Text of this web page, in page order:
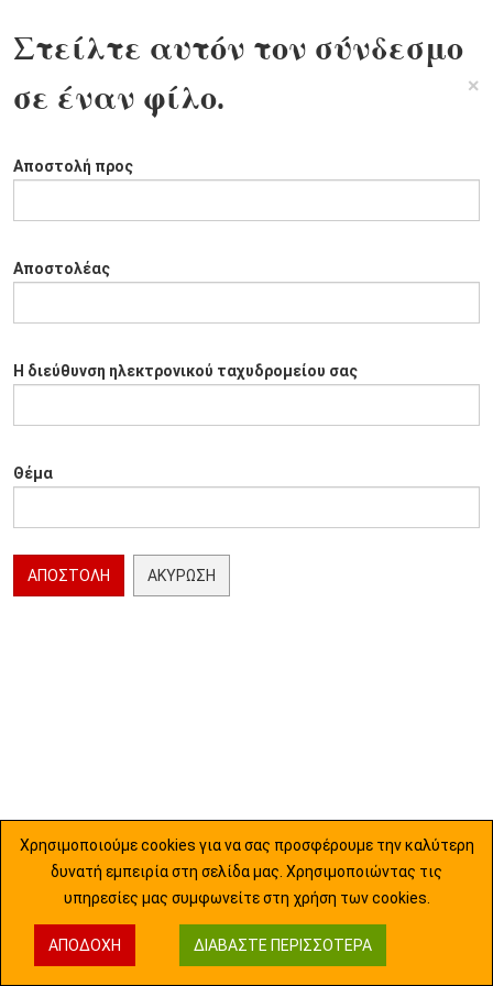
Στείλτε αυτόν τον σύνδεσμο
σε έναν φίλο.
×
Αποστολή προς
Αποστολέας
Η διεύθυνση ηλεκτρονικού ταχυδρομείου σας
Θέμα
ΑΠΟΣΤΟΛΉ ΑΚΎΡΩΣΗ
Χρησιμοποιούμε cookies για να σας προσφέρουμε την καλύτερη
δυνατή εμπειρία στη σελίδα μας. Χρησιμοποιώντας τις
υπηρεσίες μας συμφωνείτε στη χρήση των cookies.
ΑΠΟΔΟΧΉ ΔΙΑΒΆΣΤΕ ΠΕΡΙΣΣΌΤΕΡΑ